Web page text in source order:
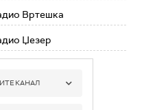
Вртешка
Џезер
КАНАЛ